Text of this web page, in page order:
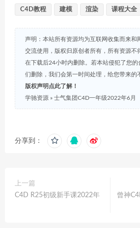
C4D教程 建模 渲染 课程大全
声明：本站所有资源均为互联网收集而来和
交流使用，版权归原创者所有，所有资源不
在下载后24小时内删除。若本站侵犯了您的
们删除，我们会第一时间处理，给您带来的
版权声明点此了解！
学驰资源 » 士气集团C4D一年级2022年6月
分享到：
上一篇
C4D R25初级新手课2022年
曾神